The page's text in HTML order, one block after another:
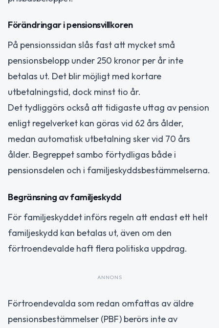
Förändringar i pensionsvillkoren
På pensionssidan slås fast att mycket små
pensionsbelopp under 250 kronor per år inte
betalas ut. Det blir möjligt med kortare
utbetalningstid, dock minst tio år.
Det tydliggörs också att tidigaste uttag av pension
enligt regelverket kan göras vid 62 års ålder,
medan automatisk utbetalning sker vid 70 års
ålder. Begreppet sambo förtydligas både i
pensionsdelen och i familjeskyddsbestämmelserna.
Begränsning av familjeskydd
För familjeskyddet införs regeln att endast ett helt
familjeskydd kan betalas ut, även om den
förtroendevalde haft flera politiska uppdrag.
ANNONS
Förtroendevalda som redan omfattas av äldre
pensionsbestämmelser (PBF) berörs inte av